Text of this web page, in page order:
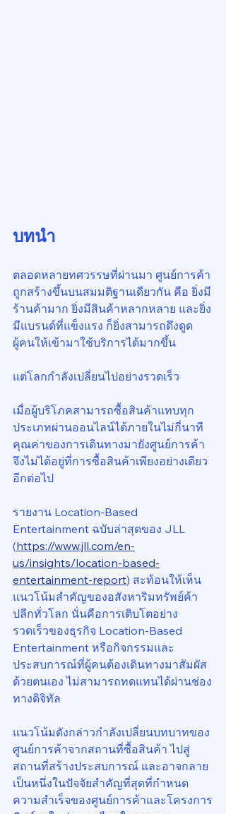
บทนำ
ตลอดหลายทศวรรษที่ผ่านมา ศูนย์การค้า
ถูกสร้างขึ้นบนสมมติฐานเดียวกัน คือ ยิ่งมี
ร้านค้ามาก ยิ่งมีสินค้าหลากหลาย และยิ่ง
มีแบรนด์ที่แข็งแรง ก็ยิ่งสามารถดึงดูด
ผู้คนให้เข้ามาใช้บริการได้มากขึ้น
แต่โลกกำลังเปลี่ยนไปอย่างรวดเร็ว
เมื่อผู้บริโภคสามารถซื้อสินค้าแทบทุก
ประเภทผ่านออนไลน์ได้ภายในไม่กี่นาที
คุณค่าของการเดินทางมายังศูนย์การค้า
จึงไม่ได้อยู่ที่การซื้อสินค้าเพียงอย่างเดียว
อีกต่อไป
รายงาน Location-Based
Entertainment ฉบับล่าสุดของ JLL
(https://www.jll.com/en-
us/insights/location-based-
entertainment-report) สะท้อนให้เห็น
แนวโน้มสำคัญของอสังหาริมทรัพย์ค้า
ปลีกทั่วโลก นั่นคือการเติบโตอย่าง
รวดเร็วของธุรกิจ Location-Based
Entertainment หรือกิจกรรมและ
ประสบการณ์ที่ผู้คนต้องเดินทางมาสัมผัส
ด้วยตนเอง ไม่สามารถทดแทนได้ผ่านช่อง
ทางดิจิทัล
แนวโน้มดังกล่าวกำลังเปลี่ยนบทบาทของ
ศูนย์การค้าจากสถานที่ซื้อสินค้า ไปสู่
สถานที่สร้างประสบการณ์ และอาจกลาย
เป็นหนึ่งในปัจจัยสำคัญที่สุดที่กำหนด
ความสำเร็จของศูนย์การค้าและโครงการ